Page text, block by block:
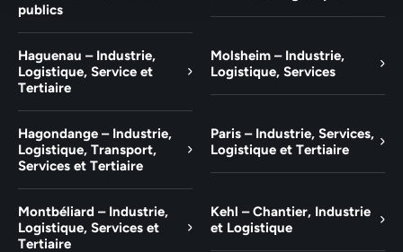
publics
Haguenau – Industrie,
Logistique, Service et
Tertiaire
Molsheim – Industrie,
Logistique, Services
Hagondange – Industrie,
Logistique, Transport,
Services et Tertiaire
Paris – Industrie, Services,
Logistique et Tertiaire
Montbéliard – Industrie,
Logistique, Services et
Tertiaire
Kehl – Chantier, Industrie
et Logistique